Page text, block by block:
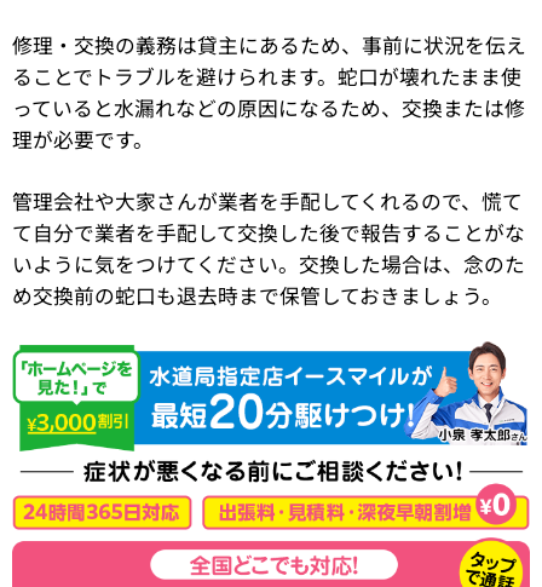
修理・交換の義務は貸主にあるため、事前に状況を伝え
ることでトラブルを避けられます。蛇口が壊れたまま使
っていると水漏れなどの原因になるため、交換または修
理が必要です。
管理会社や大家さんが業者を手配してくれるので、慌て
て自分で業者を手配して交換した後で報告することがな
いように気をつけてください。交換した場合は、念のた
め交換前の蛇口も退去時まで保管しておきましょう。